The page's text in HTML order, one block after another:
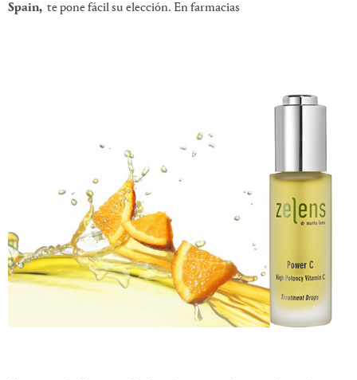
Spain, te pone fácil su elección. En farmacias